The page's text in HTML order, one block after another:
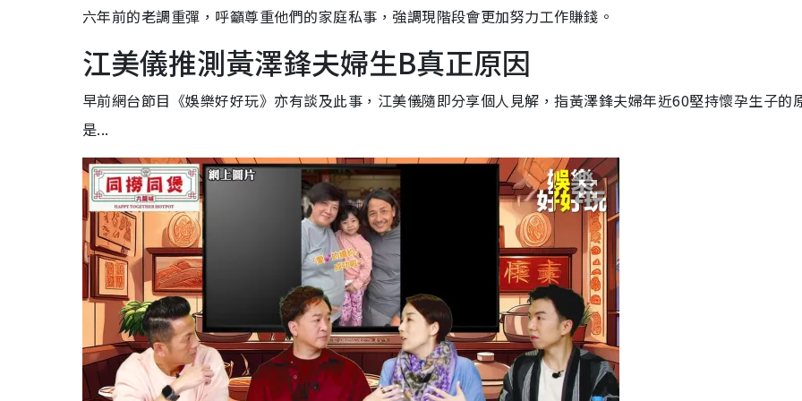
六年前的老調重彈，呼籲尊重他們的家庭私事，強調現階段會更加努力工作賺錢。
江美儀推測黃澤鋒夫婦生B真正原因
早前網台節目《娛樂好好玩》亦有談及此事，江美儀隨即分享個人見解，指黃澤鋒夫婦年近60堅持懷孕生子的
是...